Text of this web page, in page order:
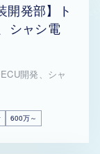
開発部】ト
シャシ電
開発、シャ
600万～